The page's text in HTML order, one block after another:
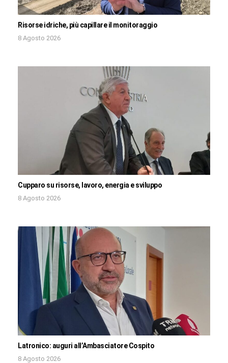
Risorse idriche, più capillare il monitoraggio
8 Agosto 2026
Cupparo su risorse, lavoro, energia e sviluppo
8 Agosto 2026
Latronico: auguri all’Ambasciatore Cospito
8 Agosto 2026